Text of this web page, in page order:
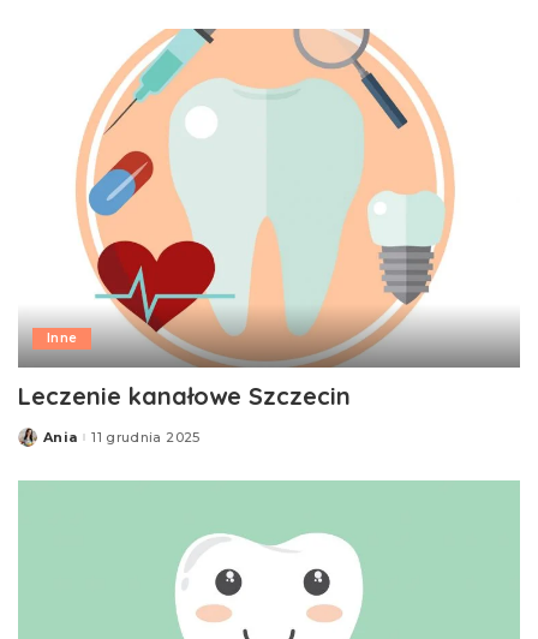
Inne
Leczenie kanałowe Szczecin
Posted
Ania 11 grudnia 2025